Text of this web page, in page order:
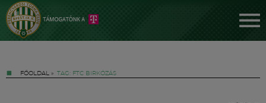
FŐOLDAL » TAG: FTC BIRKÓZÁS